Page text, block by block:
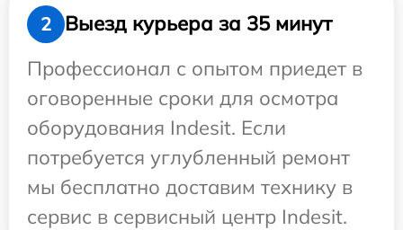
2
Выезд курьера за 35 минут
Профессионал с опытом приедет в
оговоренные сроки для осмотра
оборудования Indesit. Если
потребуется углубленный ремонт
мы бесплатно доставим технику в
сервис в сервисный центр Indesit.